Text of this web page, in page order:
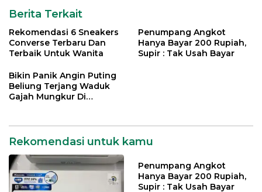
Berita Terkait
Rekomendasi 6 Sneakers
Converse Terbaru Dan
Terbaik Untuk Wanita
Penumpang Angkot
Hanya Bayar 200 Rupiah,
Supir : Tak Usah Bayar
Bikin Panik Angin Puting
Beliung Terjang Waduk
Gajah Mungkur Di
Rekomendasi untuk kamu
Penumpang Angkot
Hanya Bayar 200 Rupiah,
Supir : Tak Usah Bayar